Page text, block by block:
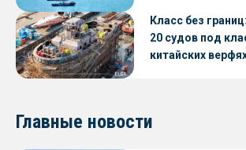
Класс без
20 судов под
китайских
Главные новости